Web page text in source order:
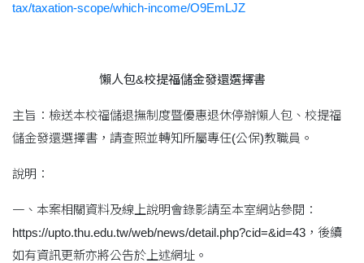
tax/taxation-scope/which-income/O9EmLJZ
懶人包&校提福儲金發還選擇書
主旨：檢送本校福儲退撫制度暨優惠退休停辦懶人包、校提福
儲金發還選擇書，請查照並轉知所屬專任(公保)教職員。
說明：
一、本案相關資料及線上說明會錄影請至本室網站參閱：
https://upto.thu.edu.tw/web/news/detail.php?cid=&id=43，後續
如有資訊更新亦將公告於上述網址。